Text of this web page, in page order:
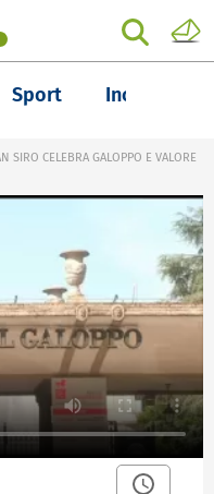
Sport Inchieste
SIRO CELEBRA GALOPPO E VALORE